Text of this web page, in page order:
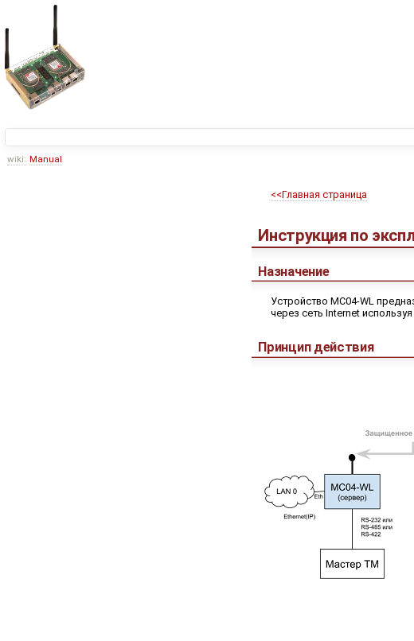
wiki: Manual
<<Главная страница
Инструкция по
Назначение
Устройство MC04-WL
через сеть Internet
Принцип действия